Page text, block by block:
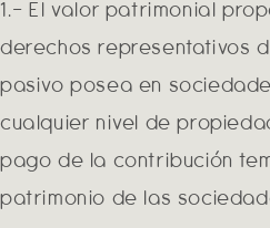
1.- El valor patrimonial
derechos representativos
pasivo posea en
cualquier nivel de
pago de la contribución
patrimonio de las